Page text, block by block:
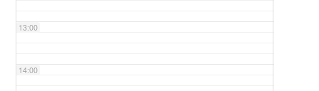
13:00
14:00